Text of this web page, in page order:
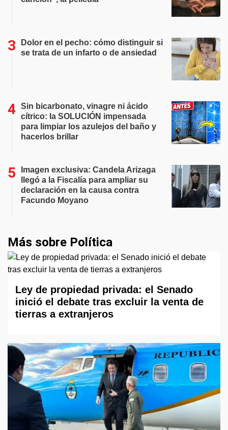
Dolor en el pecho: cómo distinguir si
se trata de un infarto o de ansiedad
Sin bicarbonato, vinagre ni ácido
cítrico: la SOLUCIÓN impensada
para limpiar los azulejos del baño y
hacerlos brillar
Imagen exclusiva: Candela Arizaga
llegó a la Fiscalía para ampliar su
declaración en la causa contra
Facundo Moyano
Más sobre Política
Ley de propiedad privada: el Senado
inició el debate tras excluir la venta de
tierras a extranjeros